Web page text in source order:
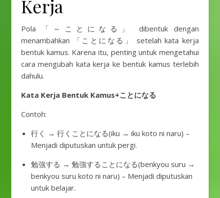
Kerja
Pola 「～ことになる」 dibentuk dengan
menambahkan 「ことになる」 setelah kata kerja
bentuk kamus. Karena itu, penting untuk mengetahui
cara mengubah kata kerja ke bentuk kamus terlebih
dahulu.
Kata Kerja Bentuk Kamus+ことになる
Contoh:
行く → 行くことになる(iku → iku koto ni naru) –
Menjadi diputuskan untuk pergi.
勉強する → 勉強することになる(benkyou suru →
benkyou suru koto ni naru) – Menjadi diputuskan
untuk belajar.